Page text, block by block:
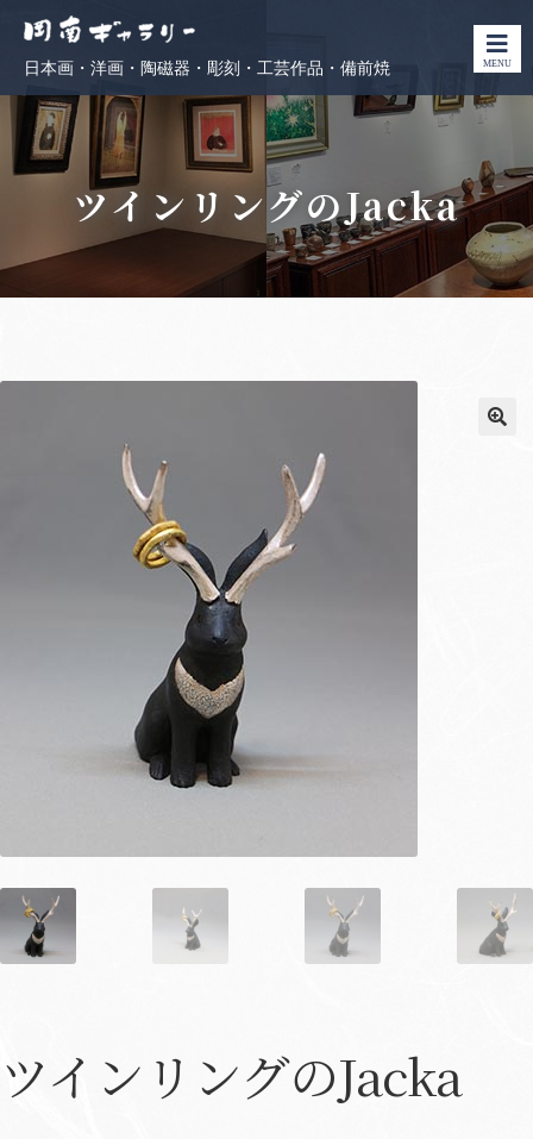
日本画・洋画・陶磁器・彫刻・工芸作品・備前焼 MENU
ツインリングのJacka
ツインリングのJacka